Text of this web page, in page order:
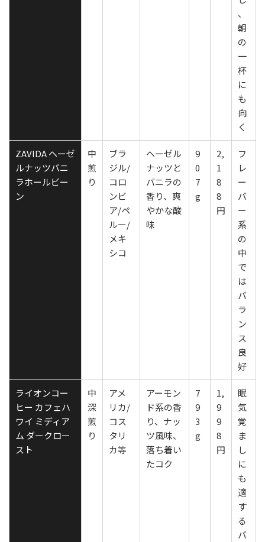
、
朝
の
一
杯
に
も
向
く
ZAVIDA ヘーゼ
ルナッツバニ
ラホールビー
ン
中
煎
り
ブラ
ジル/
コロ
ンビ
ア/ペ
ルー/
メキ
シコ
ヘーゼル
ナッツと
バニラの
香り、爽
やかな酸
味
9
0
7
g
2,
1
8
8
円
フ
レ
ー
バ
ー
系
の
中
で
は
バ
ラ
ン
ス
良
好
ライオンコー
ヒー カフェハ
ワイ ミディア
ム ダークロー
スト
中
深
煎
り
アメ
リカ/
コス
タリ
カ等
アーモン
ド系の香
り、ナッ
ツ風味、
落ち着い
たコク
7
9
3
g
1,
9
9
8
円
眠
気
覚
ま
し
に
も
適
す
る
バ